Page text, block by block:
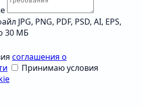
JPG, PNG, PDF, PSD, AI, EPS,
30 МБ
соглашения о
Принимаю условия